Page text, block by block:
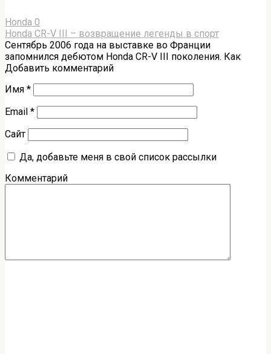
Honda 0
Honda CR-V III – возвращение легенды в спорт
Сентябрь 2006 года на выставке во Франции
запомнился дебютом Honda CR-V III поколения. Как
Добавить комментарий
Имя *
Email *
Сайт
Да, добавьте меня в свой список рассылки
Комментарий